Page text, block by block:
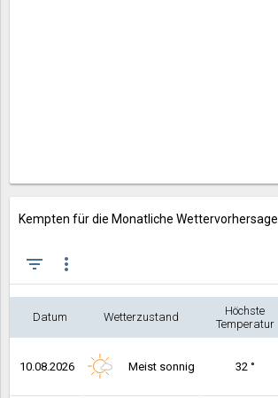
Kempten für die Monatliche Wettervorhersage
filter_list more_vert
Datum Wetterzustand
Höchste
Temperatur
10.08.2026 Meist sonnig 32 °